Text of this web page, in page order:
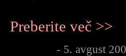
Preberite več >>
- 5. avgust